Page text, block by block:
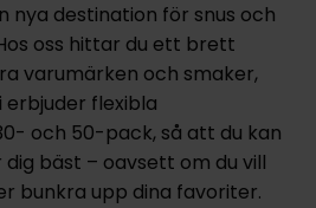
nya destination för snus och
oss hittar du ett brett
varumärken och smaker,
erbjuder flexibla
och 50-pack, så att du kan
bäst – oavsett om du vill
bunkra upp dina favoriter.